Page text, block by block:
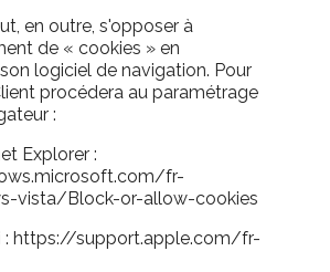
en outre, s'opposer à
de « cookies » en
logiciel de navigation. Pour
procédera au paramétrage
:
Explorer :
fr-
vista/Block-or-allow-cookies
: https://support.apple.com/fr-